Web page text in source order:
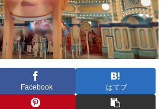
Facebook はてブ